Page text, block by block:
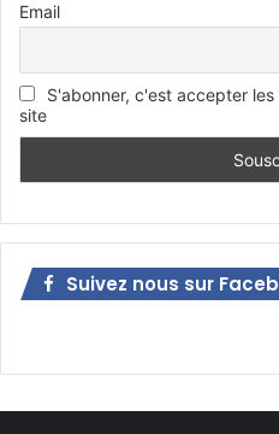
Email
S'abonner, c'est accepter
site
Suivez nous sur